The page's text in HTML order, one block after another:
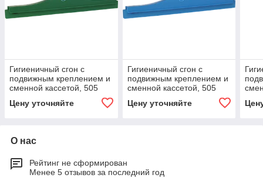
Гигиеничный сгон с
подвижным креплением и
сменной кассетой, 505
Цену уточняйте
Гигиеничный сгон с
подвижным креплением и
сменной кассетой, 505
Цену уточняйте
О нас
Рейтинг не сформирован
Менее 5 отзывов за последний год